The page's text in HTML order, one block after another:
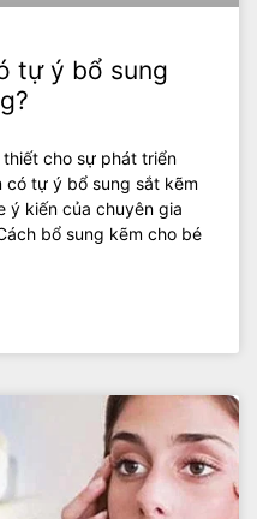
tự ý bổ sung
cho sự phát triển
có tự ý bổ sung sắt kẽm
ý kiến của chuyên gia
bổ sung kẽm cho bé